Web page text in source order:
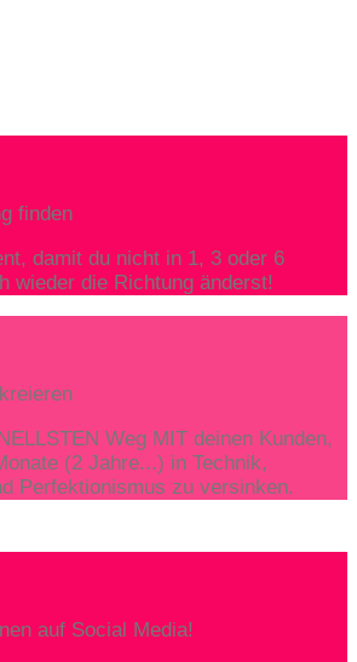
finden
damit du nicht in 1, 3 oder 6
wieder die Richtung änderst!
Weg MIT deinen Kunden,
(2 Jahre...) in Technik,
Perfektionismus zu versinken.
auf Social Media!